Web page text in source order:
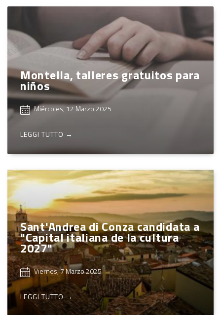
Montella, talleres gratuitos para
niños
Miércoles, 12 Marzo 2025
LEGGI TUTTO →
Sant'Andrea di Conza candidata a
"Capital italiana de la cultura
2027"
Viernes, 7 Marzo 2025
LEGGI TUTTO →